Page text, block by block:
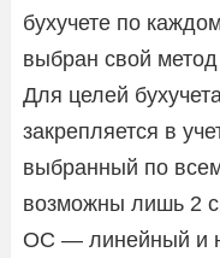
бухучете по
выбран свой
Для целей
закрепляется в
выбранный по
возможны лишь 2
ОС ― линейный и